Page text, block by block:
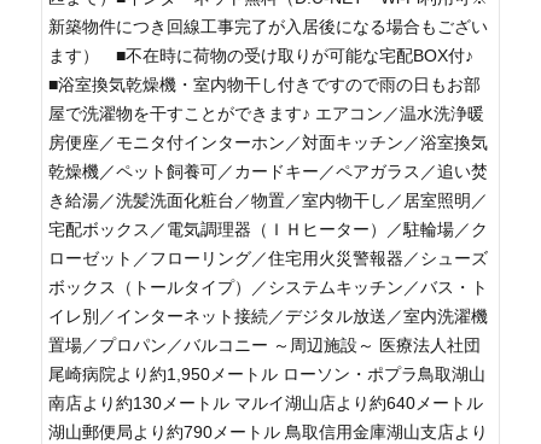
新築物件につき回線工事完了が入居後になる場合もござい
ます） ■不在時に荷物の受け取りが可能な宅配BOX付♪
■浴室換気乾燥機・室内物干し付きですので雨の日もお部
屋で洗濯物を干すことができます♪ エアコン／温水洗浄暖
房便座／モニタ付インターホン／対面キッチン／浴室換気
乾燥機／ペット飼養可／カードキー／ペアガラス／追い焚
き給湯／洗髪洗面化粧台／物置／室内物干し／居室照明／
宅配ボックス／電気調理器（ＩＨヒーター）／駐輪場／ク
ローゼット／フローリング／住宅用火災警報器／シューズ
ボックス（トールタイプ）／システムキッチン／バス・ト
イレ別／インターネット接続／デジタル放送／室内洗濯機
置場／プロパン／バルコニー ～周辺施設～ 医療法人社団
尾崎病院より約1,950メートル ローソン・ポプラ鳥取湖山
南店より約130メートル マルイ湖山店より約640メートル
湖山郵便局より約790メートル 鳥取信用金庫湖山支店より